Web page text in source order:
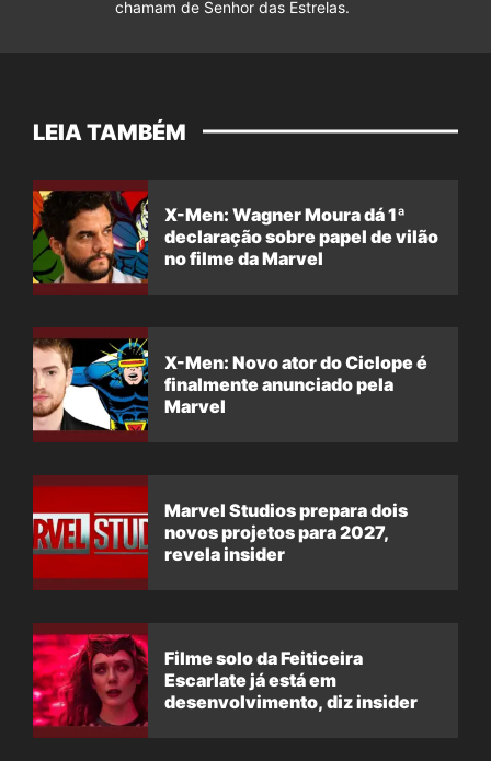
chamam de Senhor das Estrelas.
LEIA TAMBÉM
X-Men: Wagner Moura dá 1ª
declaração sobre papel de vilão
no filme da Marvel
X-Men: Novo ator do Ciclope é
finalmente anunciado pela
Marvel
Marvel Studios prepara dois
novos projetos para 2027,
revela insider
Filme solo da Feiticeira
Escarlate já está em
desenvolvimento, diz insider